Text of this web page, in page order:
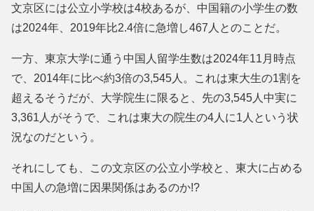
文京区には公立小学校は4校あるが、中国籍の小学生の数
は2024年、2019年比2.4倍に急増し467人とのことだ。
一方、東京大学に通う中国人留学生数は2024年11月時点
で、2014年に比べ約3倍の3,545人。これは東大生の1割を
超えるそうだが、大学院生に限ると、先の3,545人中実に
3,361人がそうで、これは東大の院生の4人に1人という状
況なのだという。
それにしても、この文京区の公立小学校と、東大に占める
中国人の急増に因果関係はあるのか!?